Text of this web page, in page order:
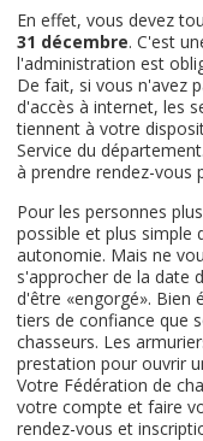
En effet, vous devez
31 décembre. C'est
l'administration est
De fait, si vous n'avez
d'accès à internet, les
tiennent à votre
Service du département.
à prendre rendez-vous
Pour les personnes
possible et plus
autonomie. Mais ne
s'approcher de la date
d'être «engorgé». Bien
tiers de confiance que
chasseurs. Les
prestation pour ouvrir
Votre Fédération de
votre compte et faire
rendez-vous et